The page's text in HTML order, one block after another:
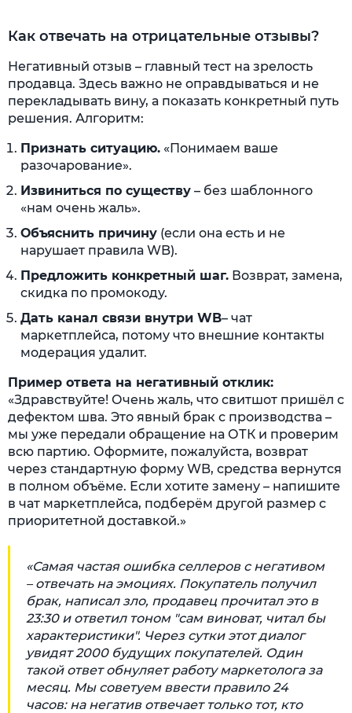
Как отвечать на отрицательные отзывы?
Негативный отзыв – главный тест на зрелость
продавца. Здесь важно не оправдываться и не
перекладывать вину, а показать конкретный путь
решения. Алгоритм:
Признать ситуацию. «Понимаем ваше
разочарование».
Извиниться по существу – без шаблонного
«нам очень жаль».
Объяснить причину (если она есть и не
нарушает правила WB).
Предложить конкретный шаг. Возврат, замена,
скидка по промокоду.
Дать канал связи внутри WB– чат
маркетплейса, потому что внешние контакты
модерация удалит.
Пример ответа на негативный отклик:
«Здравствуйте! Очень жаль, что свитшот пришёл с
дефектом шва. Это явный брак с производства –
мы уже передали обращение на ОТК и проверим
всю партию. Оформите, пожалуйста, возврат
через стандартную форму WB, средства вернутся
в полном объёме. Если хотите замену – напишите
в чат маркетплейса, подберём другой размер с
приоритетной доставкой.»
«Самая частая ошибка селлеров с негативом
– отвечать на эмоциях. Покупатель получил
брак, написал зло, продавец прочитал это в
23:30 и ответил тоном "сам виноват, читал бы
характеристики". Через сутки этот диалог
увидят 2000 будущих покупателей. Один
такой ответ обнуляет работу маркетолога за
месяц. Мы советуем ввести правило 24
часов: на негатив отвечает только тот, кто